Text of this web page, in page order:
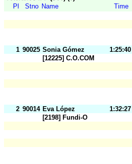
Pl
Stno Name
Time
1 90025 Sonia Gómez 1:25:40
[12225] C.O.COM
2 90014 Eva López 1:32:27
[2198] Fundi-O